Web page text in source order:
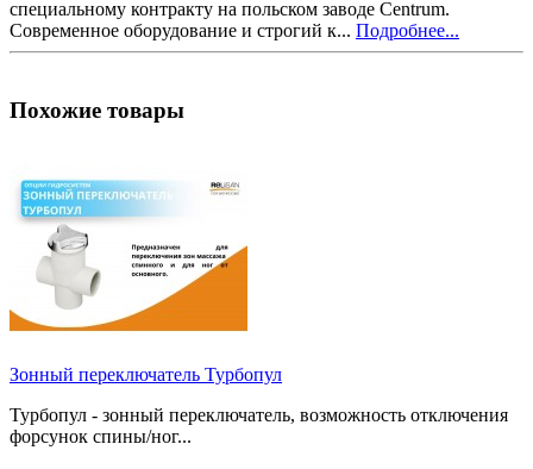
специальному контракту на польском заводе Centrum.
Современное оборудование и строгий к... Подробнее...
Похожие товары
Зонный переключатель Турбопул
Турбопул - зонный переключатель, возможность отключения
форсунок спины/ног...